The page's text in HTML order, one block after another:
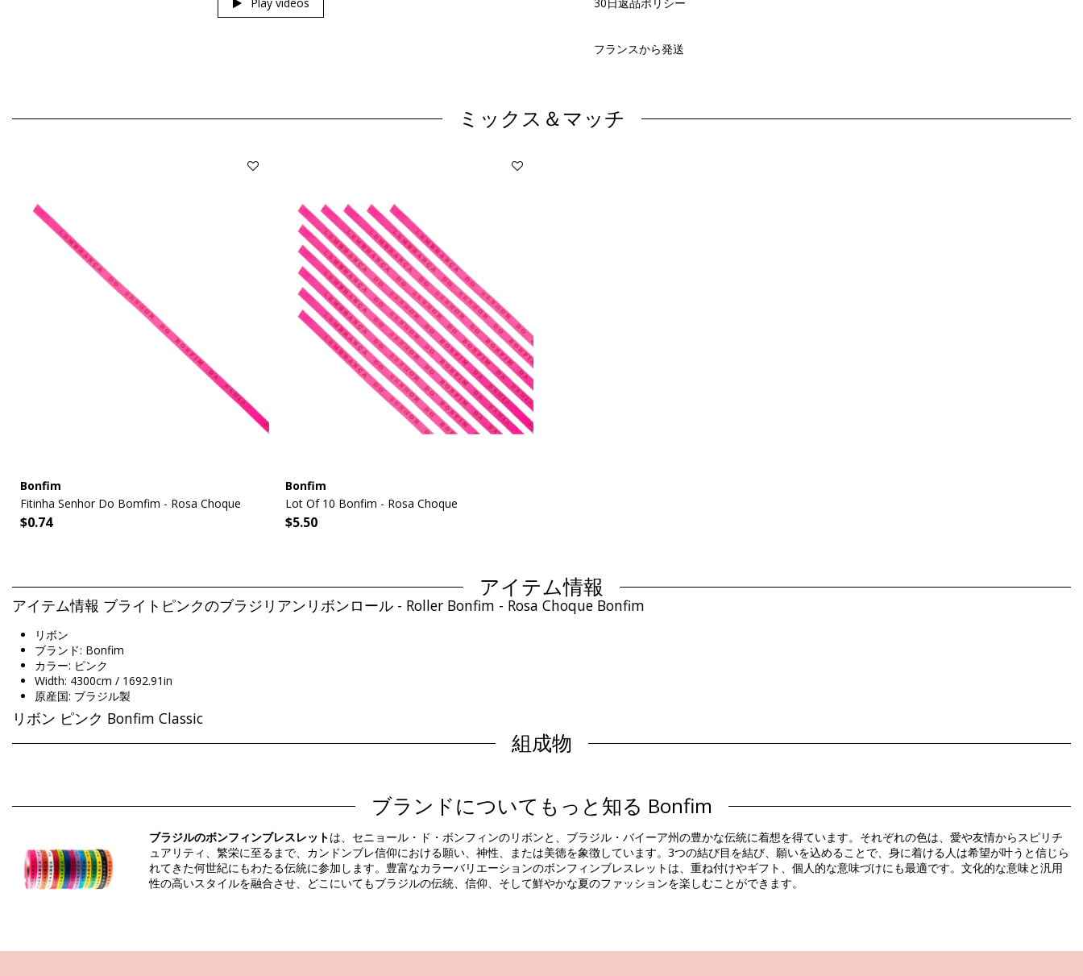
フランスから発送
ミックス＆マッチ
Bonfim
Fitinha Senhor Do Bomfim - Rosa Choque
$0.74
Bonfim
Lot Of 10 Bonfim - Rosa Choque
$5.50
アイテム情報
アイテム情報 ブライトピンクのブラジリアンリボンロール - Roller Bonfim - Rosa Choque Bonfim
リボン
ブランド: Bonfim
カラー: ピンク
Width: 4300cm / 1692.91in
原産国: ブラジル製
リボン ピンク Bonfim Classic
組成物
商品情報
パッケージを含む: 1 x リボン (他の装飾品は含まれていません。 )
HS CODE: 5806.32.1070
SKU: 19550000077
EAN: ワンサイズ (7899818110369)
サプライヤー参照 : ROLO-H15-PINK // J-ROSA-ESCURO
洗い方と手入れ方法
ブランドについてもっと知る Bonfim
ブラジルのボンフィンブレスレットは、セニョール・ド・ボンフィンのリボンと、ブラジル・バイーア州の豊かな伝統に着想を得ています。それぞれの色は、愛や友情からスピリチ
ュアリティ、繁栄に至るまで、カンドンブレ信仰における願い、神性、または美徳を象徴しています。3つの結び目を結び、願いを込めることで、身に着ける人は希望が叶うと信じら
れてきた何世紀にもわたる伝統に参加します。豊富なカラーバリエーションのボンフィンブレスレットは、重ね付けやギフト、個人的な意味づけにも最適です。文化的な意味と汎用
性の高いスタイルを融合させ、どこにいてもブラジルの伝統、信仰、そして鮮やかな夏のファッションを楽しむことができます。